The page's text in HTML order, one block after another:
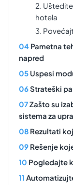
2.
hotela
3.
Pametna
napred
Uspesi
Strateški
Zašto su
sistema za
Rezultati
Rešenje
Pogledajte